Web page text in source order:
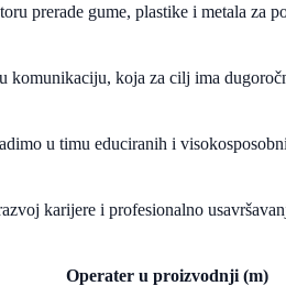
prerade gume, plastike i metala
koja za cilj ima
u timu educiranih i
karijere i profesionalno
Operater u proizvodnji (m)